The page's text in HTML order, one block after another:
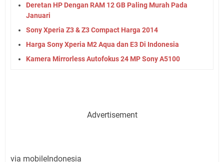
Deretan HP Dengan RAM 12 GB Paling Murah Pada
Januari
Sony Xperia Z3 & Z3 Compact Harga 2014
Harga Sony Xperia M2 Aqua dan E3 Di Indonesia
Kamera Mirrorless Autofokus 24 MP Sony A5100
Advertisement
via mobileIndonesia